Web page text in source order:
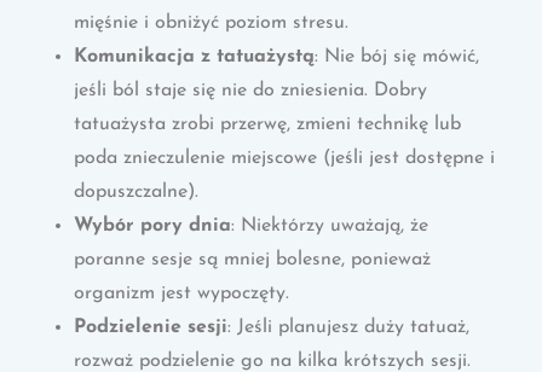
mięśnie i obniżyć poziom stresu.
Komunikacja z tatuażystą: Nie bój się mówić,
jeśli ból staje się nie do zniesienia. Dobry
tatuażysta zrobi przerwę, zmieni technikę lub
poda znieczulenie miejscowe (jeśli jest dostępne i
dopuszczalne).
Wybór pory dnia: Niektórzy uważają, że
poranne sesje są mniej bolesne, ponieważ
organizm jest wypoczęty.
Podzielenie sesji: Jeśli planujesz duży tatuaż,
rozważ podzielenie go na kilka krótszych sesji.